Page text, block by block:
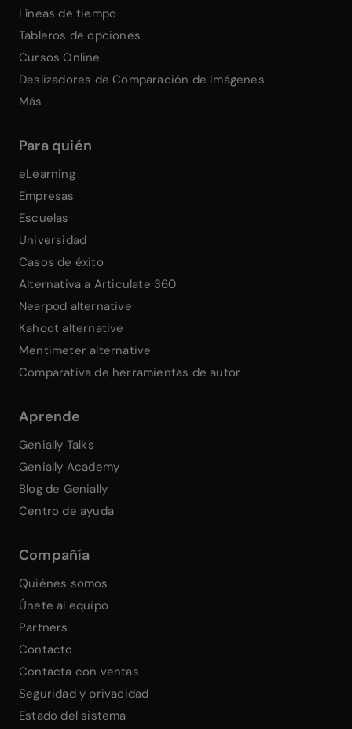
Líneas de tiempo
Tableros de opciones
Cursos Online
Deslizadores de Comparación de Imágenes
Más
Para quién
eLearning
Empresas
Escuelas
Universidad
Casos de éxito
Alternativa a Articulate 360
Nearpod alternative
Kahoot alternative
Mentimeter alternative
Comparativa de herramientas de autor
Aprende
Genially Talks
Genially Academy
Blog de Genially
Centro de ayuda
Compañía
Quiénes somos
Únete al equipo
Partners
Contacto
Contacta con ventas
Seguridad y privacidad
Estado del sistema